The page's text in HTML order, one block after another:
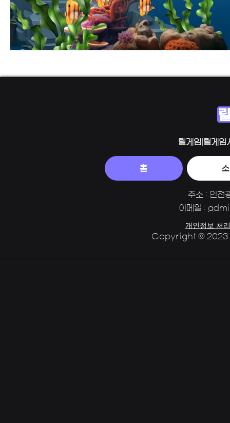
릴게임|릴게임
홈
주소 : 인천
이메일 :
Copyright ©
개인정보 처